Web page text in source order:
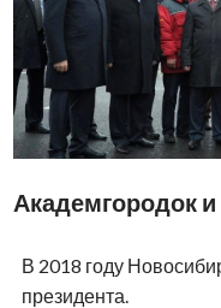
Академгородок
В 2018 году
президента.